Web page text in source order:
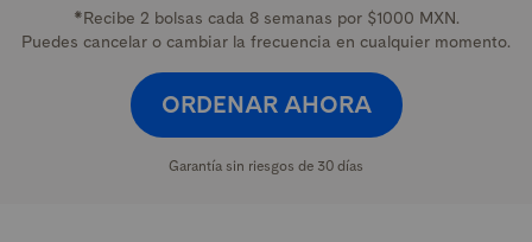
*Recibe 2 bolsas cada 8 semanas por $1000 MXN.
Puedes cancelar o cambiar la frecuencia en cualquier momento.
ORDENAR AHORA
Garantía sin riesgos de 30 días